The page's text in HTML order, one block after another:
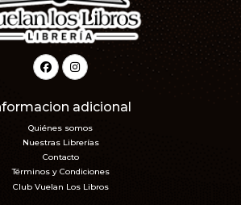
adicional
Quiénes somos
Nuestras Librerías
Contacto
Términos y Condiciones
Club Vuelan Los Libros